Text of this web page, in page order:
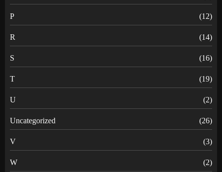
P (12)
R (14)
S (16)
T (19)
U (2)
Uncategorized (26)
V (3)
W (2)